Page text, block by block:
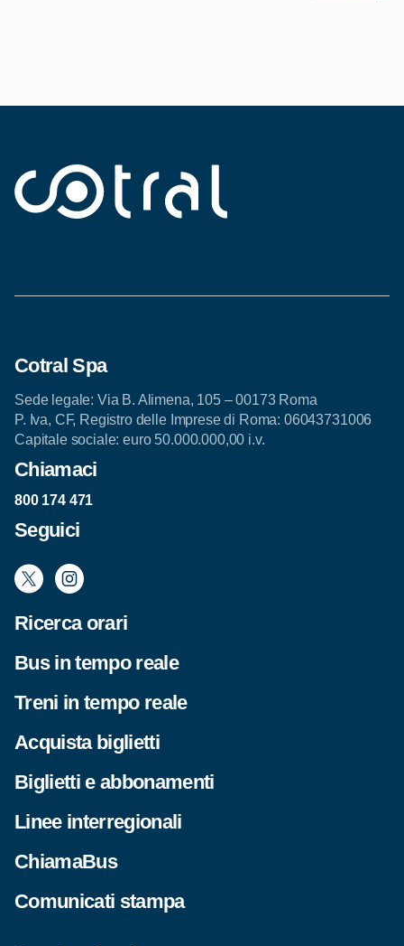
Cotral Spa
Sede legale: Via B. Alimena, 105 – 00173 Roma
P. Iva, CF, Registro delle Imprese di Roma: 06043731006
Capitale sociale: euro 50.000.000,00 i.v.
Chiamaci
800 174 471
Seguici
Ricerca orari
Bus in tempo reale
Treni in tempo reale
Acquista biglietti
Biglietti e abbonamenti
Linee interregionali
ChiamaBus
Comunicati stampa